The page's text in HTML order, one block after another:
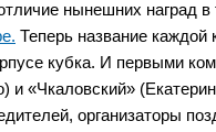
нынешних наград в
Теперь название каждой
кубка. И первыми
и «Чкаловский»
организаторы